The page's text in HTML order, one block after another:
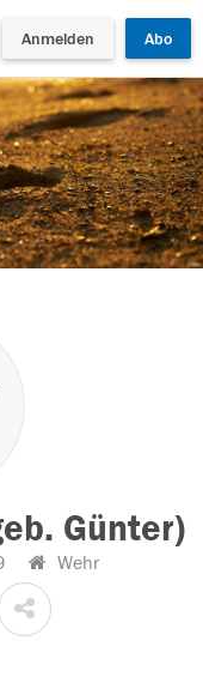
Anmelden Abo
Günter)
Wehr